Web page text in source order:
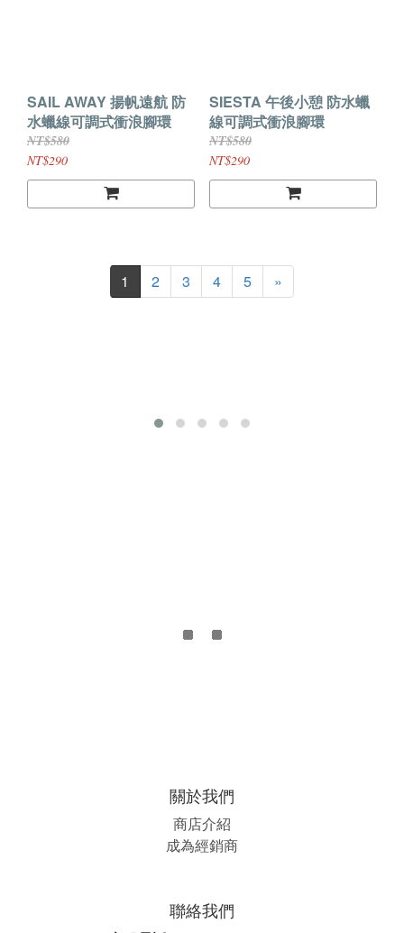
SAIL AWAY 揚帆遠航 防
水蠟線可調式衝浪腳環
NT$580
NT$290
SIESTA 午後小憩 防水蠟
線可調式衝浪腳環
NT$580
NT$290
1 2 3 4 5 »
關於我們
商店介紹
成為經銷商
聯絡我們